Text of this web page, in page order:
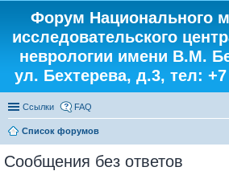
Форум Национального
исследовательского
неврологии имени В.М.
ул. Бехтерева, д.3, тел:
Ссылки FAQ
Список форумов
Сообщения без ответов